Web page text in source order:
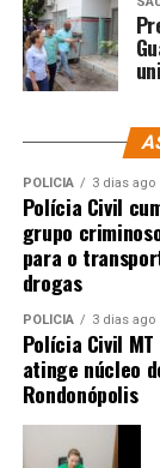
censura. “O
liberdade de
que sofreu com
“Isso não
expressão seja
instrumento
difamação,
completou.
Negócio
POLÍCIA 3 dias ago
Polícia Civil
grupo
para o
drogas
POLÍCIA 3 dias ago
Polícia Civil
atinge núcleo
Rondonópolis